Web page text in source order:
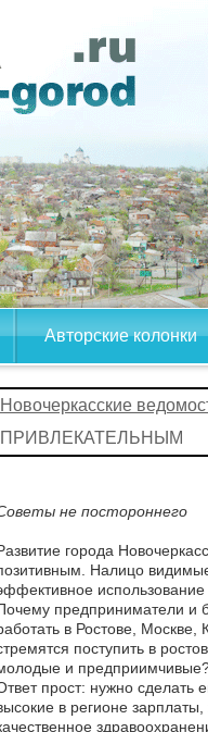
Авторские колонки
Новочеркасские
ПРИВЛЕКАТЕЛЬНЫМ
не постороннего
города
Налицо
предприниматели и
в Ростове,
поступить в
и предприимчивые?
прост: нужно сделать
в регионе